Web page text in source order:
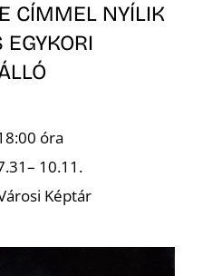
CÍMMEL NYÍLIK
óra
10.11.
Képtár